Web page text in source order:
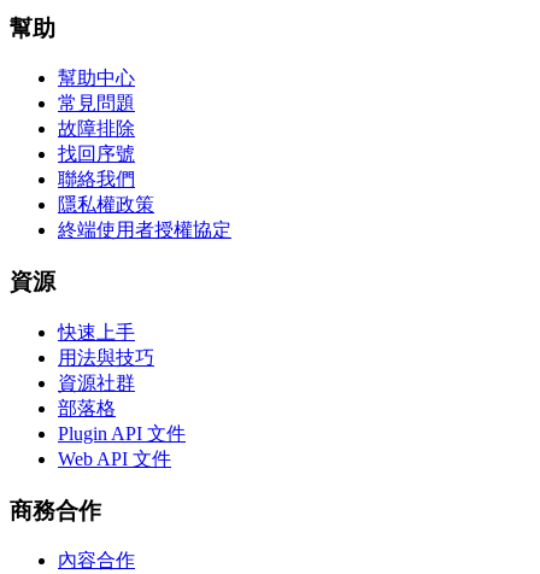
幫助
幫助中心
常見問題
故障排除
找回序號
聯絡我們
隱私權政策
終端使用者授權協定
資源
快速上手
用法與技巧
資源社群
部落格
Plugin API 文件
Web API 文件
商務合作
內容合作